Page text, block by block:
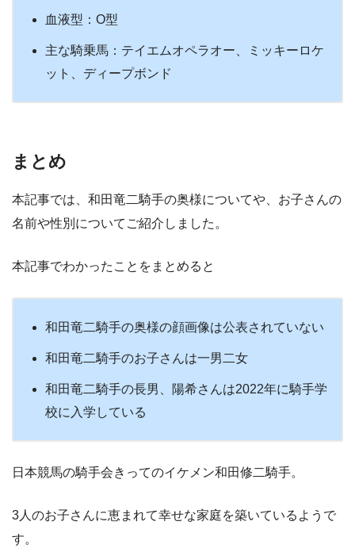
血液型：O型
主な騎乗馬：テイエムオペラオー、ミッキーロケ
ット、ディープボンド
まとめ
本記事では、和田竜二騎手の奥様についてや、お子さんの
名前や性別についてご紹介しました。
本記事でわかったことをまとめると
和田竜二騎手の奥様の顔画像は公表されていない
和田竜二騎手のお子さんは一男二女
和田竜二騎手の長男、陽希さんは2022年に騎手学
校に入学している
日本競馬の騎手会きってのイケメン和田修二騎手。
3人のお子さんに恵まれて幸せな家庭を築いているようで
す。